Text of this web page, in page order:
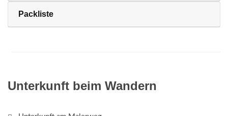
Packliste
Unterkunft beim Wandern